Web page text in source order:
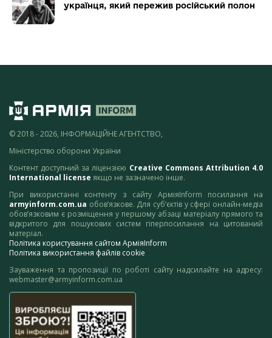
українця, який пережив російський полон
© 2018 - 2026, ІНФОРМАЦІЙНЕ АГЕНТСТВО,
Міністерство оборони України
Контент доступний за ліцензією Creative Commons Attribution 4.0
International license якщо не зазначено інше.
При використанні контенту з сайту АрміяInform посилання на
armyinform.com.ua обов’язкове. Для суб’єктів у сфері онлайн-медіа
обов’язковим є розміщення у першому абзаці матеріалу прямого та
відкритого для пошукових систем гіперпосилання на цитований
матеріал.
Політика користування сайтом АрміяInform
Політика використання файлів cookie
Зауваження та пропозиції по роботі сайту надсилайте на адресу:
webmaster@armyinform.com.ua